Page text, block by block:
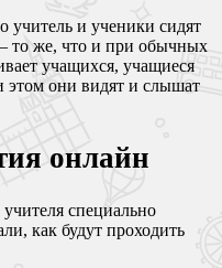
учитель и ученики сидят
– то же, что и при обычных
учащихся, учащиеся
этом они видят и слышат
онлайн
специально
как будут проходить